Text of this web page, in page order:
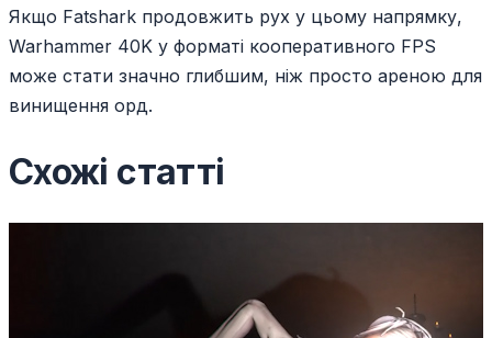
Якщо Fatshark продовжить рух у цьому напрямку,
Warhammer 40K у форматі кооперативного FPS
може стати значно глибшим, ніж просто ареною для
винищення орд.
Схожі статті